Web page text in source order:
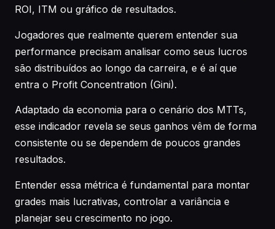
ROI, ITM ou gráfico de resultados.
Jogadores que realmente querem entender sua
performance precisam analisar como seus lucros
são distribuídos ao longo da carreira, e é aí que
entra o Profit Concentration (Gini).
Adaptado da economia para o cenário dos MTTs,
esse indicador revela se seus ganhos vêm de forma
consistente ou se dependem de poucos grandes
resultados.
Entender essa métrica é fundamental para montar
grades mais lucrativas, controlar a variância e
planejar seu crescimento no jogo.